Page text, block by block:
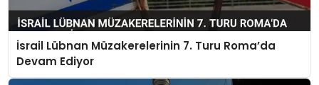
İsrail Lübnan Müzakerelerinin 7. Turu Roma’da
Devam Ediyor